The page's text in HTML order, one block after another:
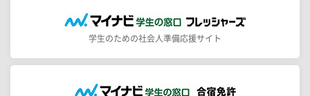
学生のための社会人準備応援サイト